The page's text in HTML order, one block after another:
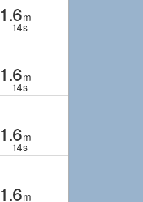
1.6m
14s
1.6m
14s
1.6m
14s
1.6m